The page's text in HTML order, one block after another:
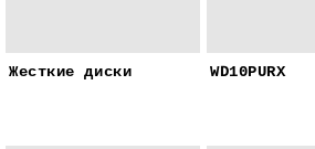
Жесткие диски
WD10PURX